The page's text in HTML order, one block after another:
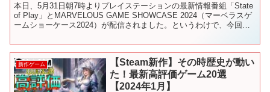
本日、5月31日朝7時よりプレイステーションの最新情報番組「State
of Play」とMARVELOUS GAME SHOWCASE 2024（マーベラスゲ
ームショーケース2024）が配信されました。というわけで、今回は
新作ゲーム
【Steam新作】その時歴史が動い
た！最新高評価ゲーム20選
【2024年1月】